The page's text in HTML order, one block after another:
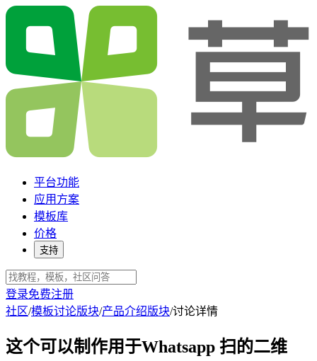
平台功能
应用方案
模板库
价格
支持
登录免费注册
社区/模板讨论版块/产品介绍版块/讨论详情
这个可以制作用于Whatsapp 扫的二维